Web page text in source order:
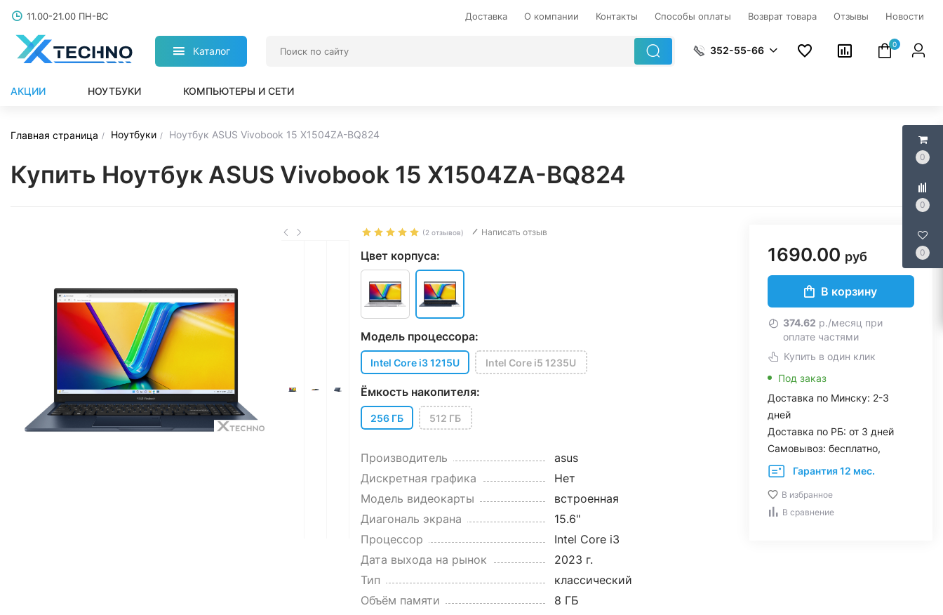
0
0
0
11.00-21.00 ПН-ВС Доставка О компании Контакты Способы оплаты Возврат товара Отзывы Новости
Каталог 352-55-66
0
АКЦИИ НОУТБУКИ КОМПЬЮТЕРЫ И СЕТИ
Главная страница Ноутбуки Ноутбук ASUS Vivobook 15 X1504ZA-BQ824
Купить Ноутбук ASUS Vivobook 15 X1504ZA-BQ824
(2 отзывов) Написать отзыв
Цвет корпуса:
Модель процессора:
Intel Core i3 1215U Intel Core i5 1235U
Ёмкость накопителя:
256 ГБ 512 ГБ
Производитель
asus
Дискретная графика
Нет
Модель видеокарты
встроенная
Диагональ экрана
15.6"
Процессор
Intel Core i3
Дата выхода на рынок
2023 г.
Тип
классический
Объём памяти
8 ГБ
1690.00 руб
В корзину
374.62 р./месяц при
оплате частями
Купить в один клик
Под заказ
Доставка по Минску: 2-3
дней
Доставка по РБ: от 3 дней
Самовывоз: бесплатно,
Гарантия 12 мес.
В избранное
В сравнение